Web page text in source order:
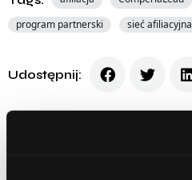
program partnerski
sieć afiliacyjna
Udostępnij: